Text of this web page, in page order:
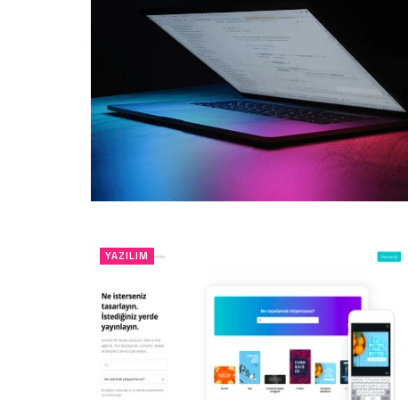
YAZILIM